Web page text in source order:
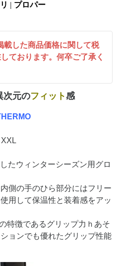
| プロパー
載した商品価格に関して税
ております。何卒ご了承く
次元のフィット感
たウィンターシーズン用グロ
側の手のひら部分にはフリー
用して保温性と装着感をアッ
特徴であるグリップ力ｈあそ
ョンでも優れたグリップ性能